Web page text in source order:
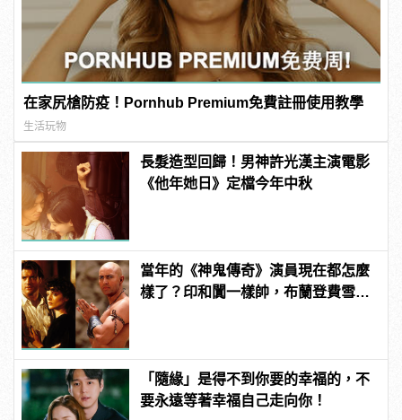
在家尻槍防疫！Pornhub Premium免費註冊使用教學
生活玩物
長髮造型回歸！男神許光漢主演電影
《他年她日》定檔今年中秋
當年的《神鬼傳奇》演員現在都怎麼
樣了？印和闐一樣帥，布蘭登費雪大
「隨緣」是得不到你要的幸福的，不
要永遠等著幸福自己走向你！